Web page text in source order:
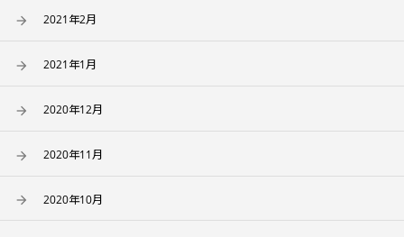
2021年2月
2021年1月
2020年12月
2020年11月
2020年10月